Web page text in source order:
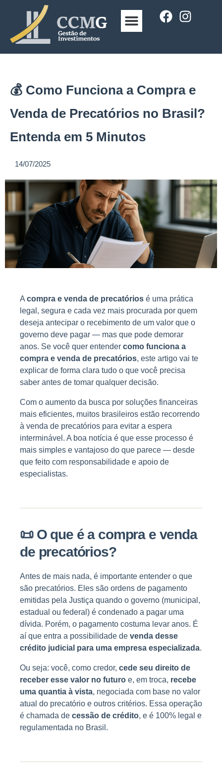
💰 Como Funciona a Compra e
Venda de Precatórios no Brasil?
Entenda em 5 Minutos
14/07/2025
Acompra e venda de precatórios é uma prática
legal, segura e cada vez mais procurada por quem
deseja antecipar o recebimento de um valor que o
governo deve pagar — mas que pode demorar
anos. Se você quer entender como funciona a
compra e venda de precatórios, este artigo vai te
explicar de forma clara tudo o que você precisa
saber antes de tomar qualquer decisão.
Com o aumento da busca por soluções financeiras
mais eficientes, muitos brasileiros estão recorrendo
à venda de precatórios para evitar a espera
interminável. A boa notícia é que esse processo é
mais simples e vantajoso do que parece — desde
que feito com responsabilidade e apoio de
especialistas.
📜 O que é a compra e venda
de precatórios?
Antes de mais nada, é importante entender o que
são precatórios. Eles são ordens de pagamento
emitidas pela Justiça quando o governo (municipal,
estadual ou federal) é condenado a pagar uma
dívida. Porém, o pagamento costuma levar anos. É
aí que entra a possibilidade de venda desse
crédito judicial para uma empresa especializada.
Ou seja: você, como credor, cede seu direito de
receber esse valor no futuro e, em troca, recebe
uma quantia à vista, negociada com base no valor
atual do precatório e outros critérios. Essa operação
é chamada de cessão de crédito, e é 100% legal e
regulamentada no Brasil.